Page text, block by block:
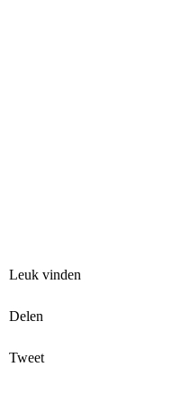
Leuk vinden
Delen
Tweet